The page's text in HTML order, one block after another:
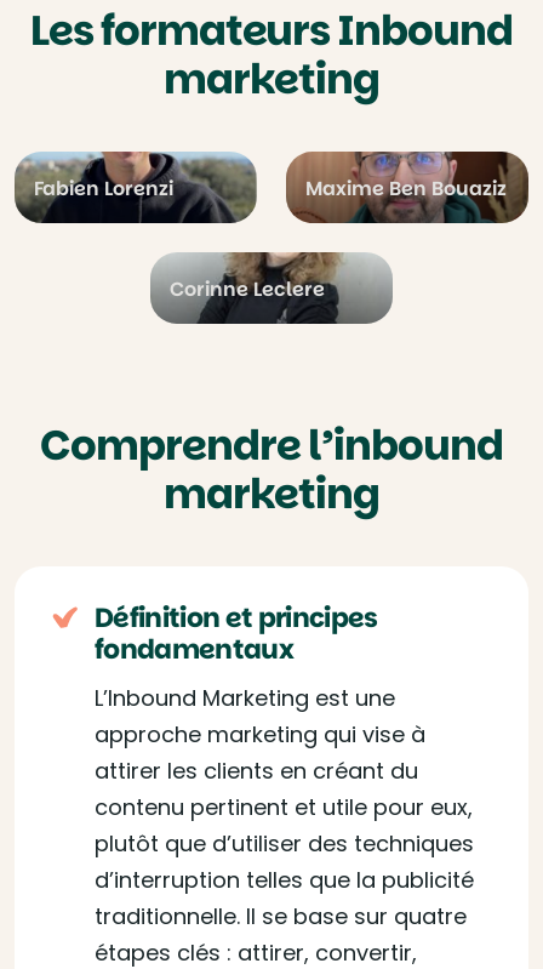
Les formateurs Inbound
marketing
Fabien Lorenzi Maxime Ben Bouaziz
Corinne Leclere
Comprendre l’inbound
marketing
Définition et principes
fondamentaux
L’Inbound Marketing est une
approche marketing qui vise à
attirer les clients en créant du
contenu pertinent et utile pour eux,
plutôt que d’utiliser des techniques
d’interruption telles que la publicité
traditionnelle. Il se base sur quatre
étapes clés : attirer, convertir,